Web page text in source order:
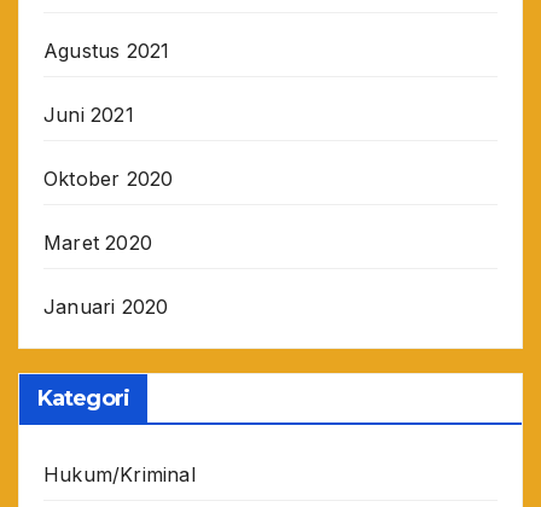
Agustus 2021
Juni 2021
Oktober 2020
Maret 2020
Januari 2020
Kategori
Hukum/Kriminal